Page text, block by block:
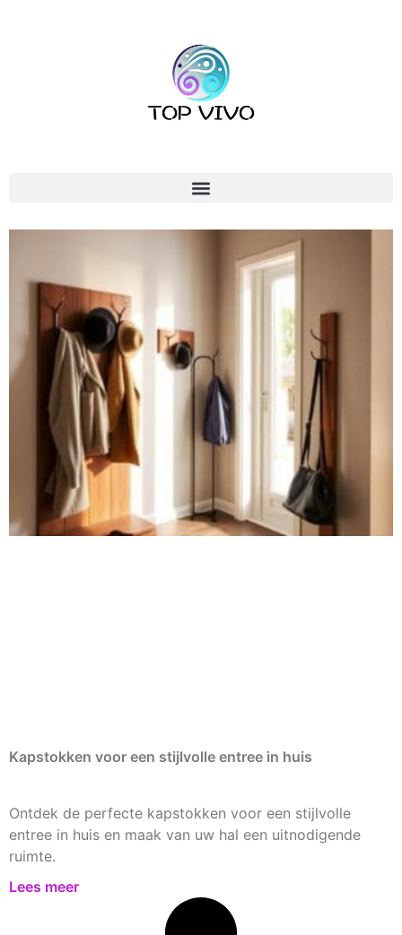
Kapstokken voor een stijlvolle entree in huis
Ontdek de perfecte kapstokken voor een stijlvolle
entree in huis en maak van uw hal een uitnodigende
ruimte.
Lees meer